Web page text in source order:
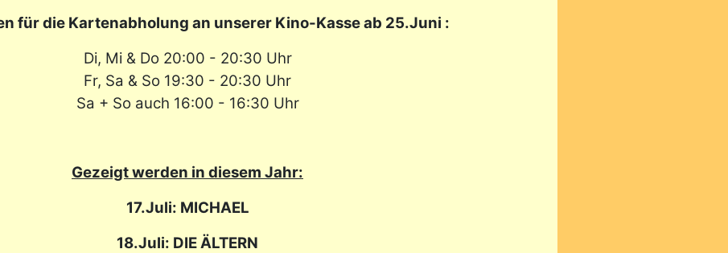
für die Kartenabholung an unserer Kino-Kasse ab 25.Juni :
Di, Mi & Do 20:00 - 20:30 Uhr
Fr, Sa & So 19:30 - 20:30 Uhr
Sa + So auch 16:00 - 16:30 Uhr
Gezeigt werden in diesem Jahr:
17.Juli: MICHAEL
18.Juli: DIE ÄLTERN